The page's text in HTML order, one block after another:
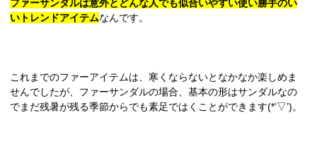
ファーサンダルは意外とどんな人でも似合いやすい使い勝手のい
いトレンドアイテムなんです。
これまでのファーアイテムは、寒くならないとなかなか楽しめま
せんでしたが、ファーサンダルの場合、基本の形はサンダルなの
でまだ残暑が残る季節からでも素足ではくことができます(*’▽’)。